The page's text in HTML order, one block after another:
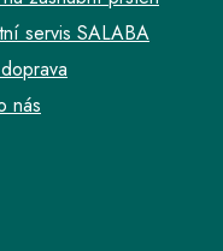
servis SALABA
nás